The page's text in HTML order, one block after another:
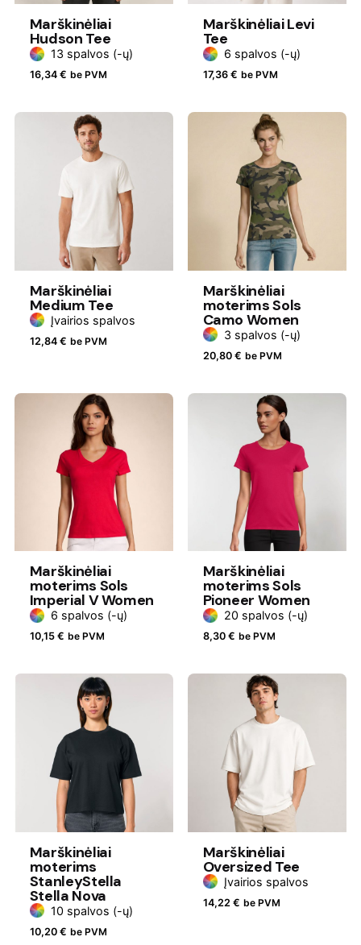
Marškinėliai
Hudson Tee
13 spalvos (-ų)
16,34 € be PVM
Marškinėliai Levi
Tee
6 spalvos (-ų)
17,36 € be PVM
Marškinėliai
Medium Tee
Įvairios spalvos
12,84 € be PVM
Marškinėliai
moterims Sols
Camo Women
3 spalvos (-ų)
20,80 € be PVM
Marškinėliai
moterims Sols
Imperial V Women
6 spalvos (-ų)
10,15 € be PVM
Marškinėliai
moterims Sols
Pioneer Women
20 spalvos (-ų)
8,30 € be PVM
Marškinėliai
moterims
StanleyStella
Stella Nova
10 spalvos (-ų)
10,20 € be PVM
Marškinėliai
Oversized Tee
Įvairios spalvos
14,22 € be PVM